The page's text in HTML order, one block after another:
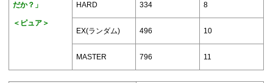
だか？」
＜ピュア＞
HARD 334 8
EX(ランダム) 496 10
MASTER 796 11